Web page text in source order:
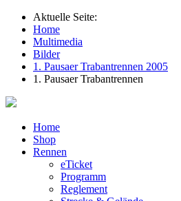
Aktuelle Seite:
Home
Multimedia
Bilder
1. Pausaer Trabantrennen 2005
1. Pausaer Trabantrennen
Home
Shop
Rennen
eTicket
Programm
Reglement